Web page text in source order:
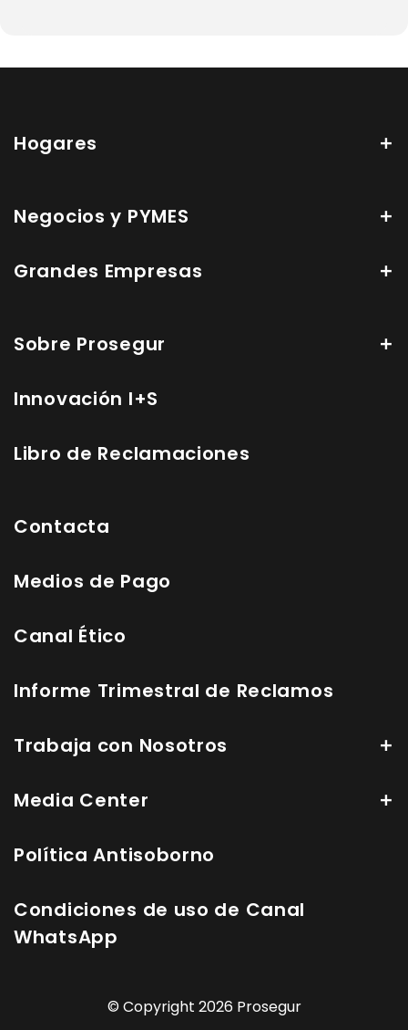
Hogares
Negocios y PYMES
Grandes Empresas
Sobre Prosegur
Innovación I+S
Libro de Reclamaciones
Contacta
Medios de Pago
Canal Ético
Informe Trimestral de Reclamos
Trabaja con Nosotros
Media Center
Política Antisoborno
Condiciones de uso de Canal
WhatsApp
© Copyright 2026 Prosegur